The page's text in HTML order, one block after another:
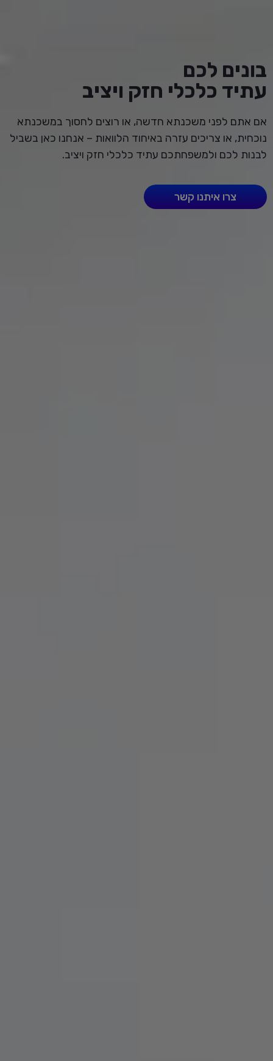
בונים לכם
עתיד כלכלי חזק ויציב
אם אתם לפני משכנתא חדשה, או רוצים לחסוך במשכנתא
נוכחית, או צריכים עזרה באיחוד הלוואות – אנחנו כאן בשביל
לבנות לכם ולמשפחתכם עתיד כלכלי חזק ויציב.
צרו איתנו קשר